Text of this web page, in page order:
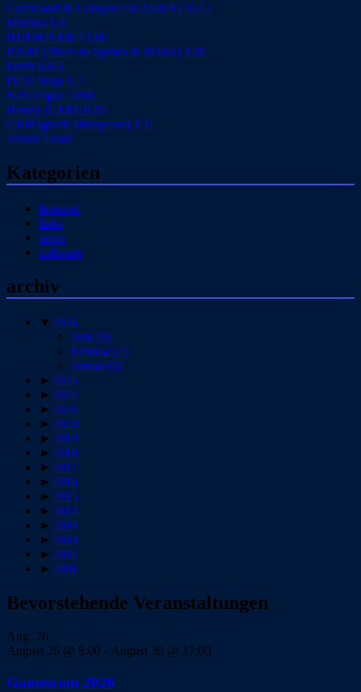
Command & Conquer for Atari ST 0.1.1
Motosu 1.0
HDDRIVER 13.00
P2SM (Pixels to Sprites & Masks) 1.6C
Forth 0.8.3
fVDI Snap 1.2
NoSTalgia 2.0b8
Handy (GEM) 0.95
GEMagnetic (Respawn) 1.1
Vision 5.0a0
Kategorien
featured
links
news
software
archiv
▼ 2026
Juni (2)
Februar(2)
Januar(6)
► 2025
► 2022
► 2021
► 2020
► 2019
► 2018
► 2017
► 2016
► 2015
► 2014
► 2004
► 2003
► 2002
► 2001
Bevorstehende Veranstaltungen
Aug. 26
August 26 @ 8:00 -August 30 @ 17:00
Gamescom 2026